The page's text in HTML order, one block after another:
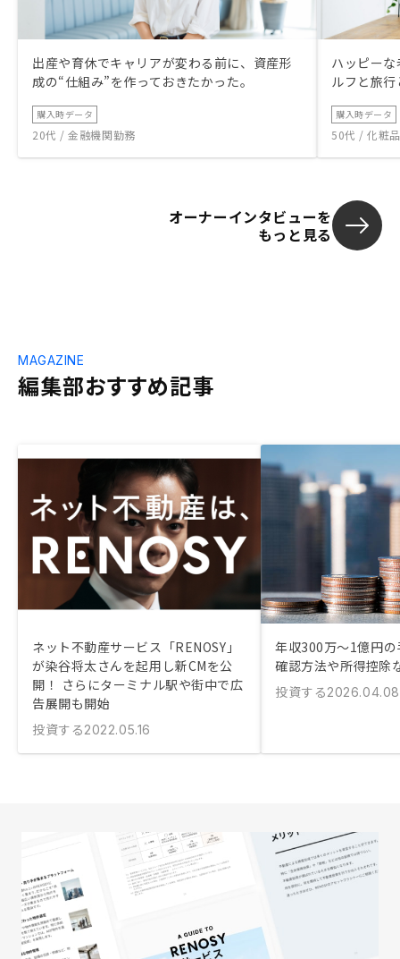
出産や育休でキャリアが変わる前に、資産形
成の“仕組み”を作っておきたかった。
購入時データ
20代 / 金融機関勤務
ハッピー
ルフと旅
購入時データ
50代 / 化粧
オーナーインタビューを
もっと見る
編集部おすすめ記事
MAGAZINE
ネット不動産サービス「RENOSY」
が染谷将太さんを起用し新CMを公
開！ さらにターミナル駅や街中で広
告展開も開始
投資する2022.05.16
年収300万〜1億円
確認方法や所得控除
投資する2026.04.08